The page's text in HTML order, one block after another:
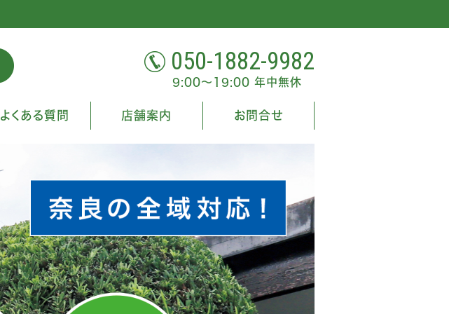
050-1882-9982
9:00～19:00 年中無休
よくある質問 店舗案内 お問合せ